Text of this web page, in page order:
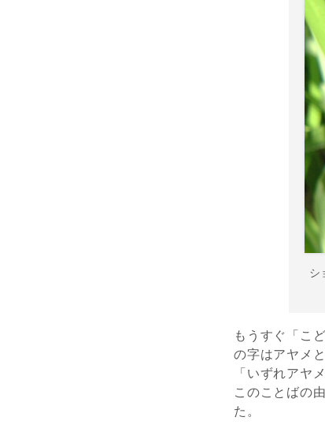
シ
もうすぐ「こ
の字はアヤメ
「いずれアヤ
このことばの
た。